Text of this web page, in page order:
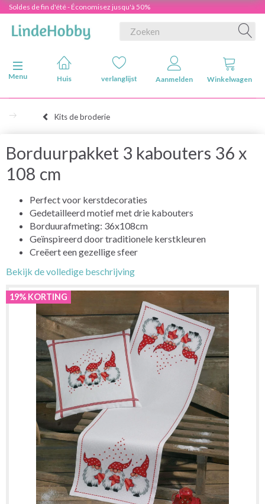
Soldes de fin d'été - Économisez jusqu'à 50%
Navigatie in-/uitschakelen
Menu
Huis verlanglijst Aanmelden Winkelwagen
Kits de broderie
Borduurpakket 3 kabouters 36 x
108 cm
Perfect voor kerstdecoraties
Gedetailleerd motief met drie kabouters
Borduurafmeting: 36x108cm
Geïnspireerd door traditionele kerstkleuren
Creëert een gezellige sfeer
Bekijk de volledige beschrijving
19% KORTING